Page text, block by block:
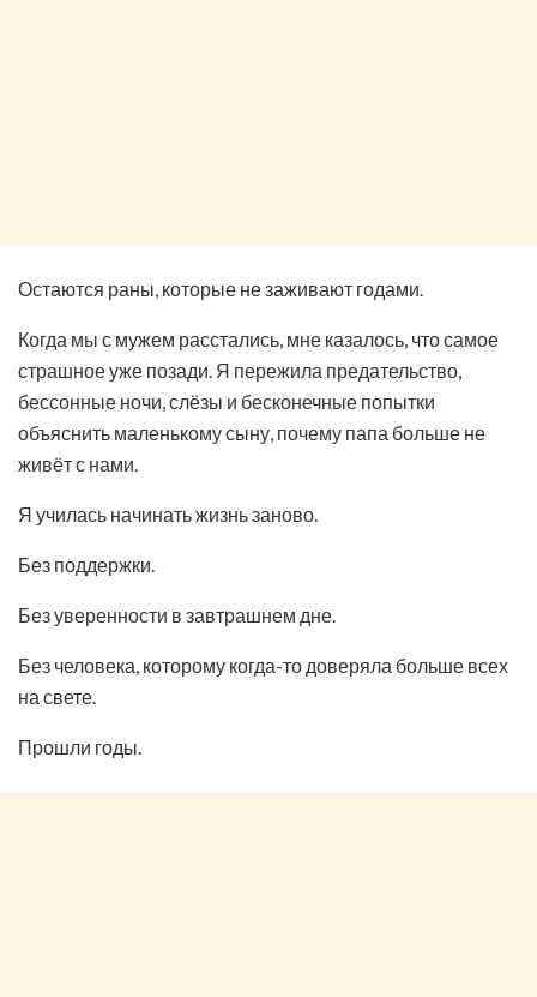
Остаются раны, которые не заживают годами.
Когда мы с мужем расстались, мне казалось, что самое
страшное уже позади. Я пережила предательство,
бессонные ночи, слёзы и бесконечные попытки
объяснить маленькому сыну, почему папа больше не
живёт с нами.
Я училась начинать жизнь заново.
Без поддержки.
Без уверенности в завтрашнем дне.
Без человека, которому когда-то доверяла больше всех
на свете.
Прошли годы.